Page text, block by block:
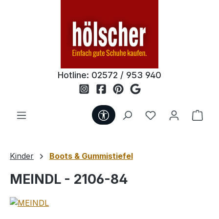
Hotline: 02572 / 953 940
Werkzeugleiste anzeigen
Du hast 0
Kinder Boots & Gummistiefel
MEINDL - 2106-84